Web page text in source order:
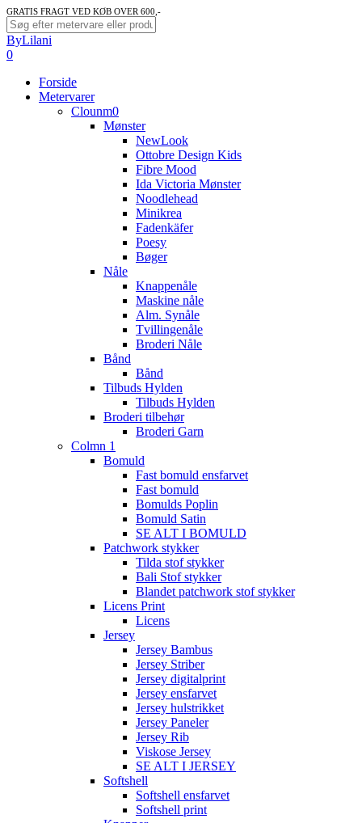
Skip
to
main
content
GRATIS FRAGT VED KØB OVER 600,-
Close
Search
ByLilani
search
account
0
Forside
Metervarer
Clounm0
Mønster
NewLook
Ottobre Design Kids
Fibre Mood
Ida Victoria Mønster
Noodlehead
Minikrea
Fadenkäfer
Poesy
Bøger
Nåle
Knappenåle
Maskine nåle
Alm. Synåle
Tvillingenåle
Broderi Nåle
Bånd
Bånd
Tilbuds Hylden
Tilbuds Hylden
Broderi tilbehør
Broderi Garn
Colmn 1
Bomuld
Fast bomuld ensfarvet
Fast bomuld
Bomulds Poplin
Bomuld Satin
SE ALT I BOMULD
Patchwork stykker
Tilda stof stykker
Bali Stof stykker
Blandet patchwork stof stykker
Licens Print
Licens
Jersey
Jersey Bambus
Jersey Striber
Jersey digitalprint
Jersey ensfarvet
Jersey hulstrikket
Jersey Paneler
Jersey Rib
Viskose Jersey
SE ALT I JERSEY
Softshell
Softshell ensfarvet
Softshell print